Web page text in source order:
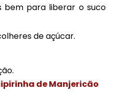
bem para liberar o suco
de açúcar.
de Manjericão